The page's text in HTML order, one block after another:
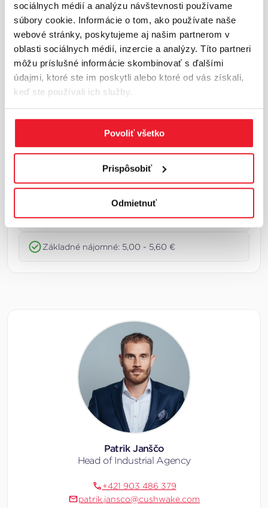
sociálnych médií a analýzu návštevnosti používame
súbory cookie. Informácie o tom, ako používate naše
webové stránky, poskytujeme aj našim partnerom v
oblasti sociálnych médií, inzercie a analýzy. Títo partneri
môžu príslušné informácie skombinovať s ďalšími
údajmi, ktoré ste im poskytli alebo ktoré od vás získali,
keď ste používali ich služby.
Povoliť všetko
Prispôsobiť
Odmietnuť
Bratislava a okolie predstavujú najväčší a
najlikvidnejší industriálny trh na Slovensku.
Región sa nachádza na križovatke hlavných
európskych dopravných koridorov a poskytuje
priame napojenie na Rakúsko, Česko a
Maďarsko.Kľúčové industriálne zóny sa nachá...
Základné trhové ukazovatele
Celková plocha: 1 932 100 m²
Miera neobsadenosti: 5,9 %
V procese výstavby: 131 200 m²
Základné nájomné: 5,00 - 5,60 €
Patrik Janščo
Head of Industrial Agency
+421 903 486 379
patrik.jansco@cushwake.com